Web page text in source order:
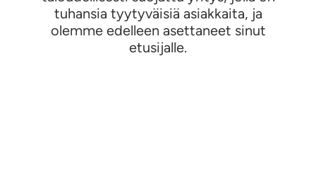
tuhansia tyytyväisiä asiakkaita, ja
olemme edelleen asettaneet sinut
etusijalle.